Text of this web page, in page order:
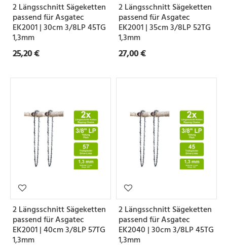
2 Längsschnitt Sägeketten
passend für Asgatec
EK2001 | 30cm 3/8LP 45TG
1,3mm
25,20 €
2 Längsschnitt Sägeketten
passend für Asgatec
EK2001 | 35cm 3/8LP 52TG
1,3mm
27,00 €
2 Längsschnitt Sägeketten
passend für Asgatec
EK2001 | 40cm 3/8LP 57TG
1,3mm
2 Längsschnitt Sägeketten
passend für Asgatec
EK2040 | 30cm 3/8LP 45TG
1,3mm